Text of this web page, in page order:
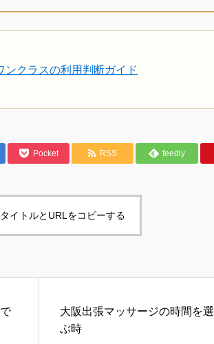
クラスの利用判断ガイド
Pocket RSS feedly
イトルとURLをコピーする
大阪出張マッサージの時間を選
ぶ時